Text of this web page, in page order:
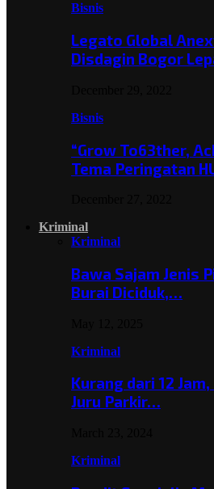
Bisnis
Legato Global
Disdagin Bogor
Bisnis
“Grow To63ther,
Tema Peringatan
Kriminal
Kriminal
Bawa Sajam Jenis
Burai Diciduk,…
Kriminal
Kurang dari 12
Juru Parkir…
Kriminal